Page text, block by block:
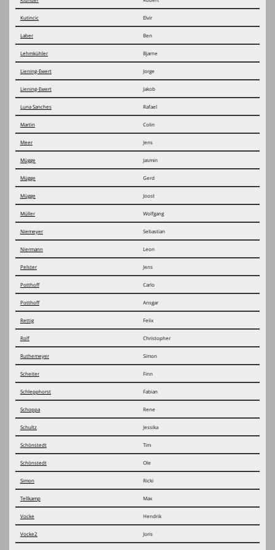
Kutincic Elvir
Laber Ben
Lehmkühler Bjarne
Liening-Ewert Jorge
Liening-Ewert Jakob
Luna Sanches Rafael
Martin Colin
Meer Jens
Mügge Jasmin
Mügge Gerd
Mügge Joost
Müller Wolfgang
Niemeyer Sebastian
Niermann Leon
Pelster Jens
Potthoff Carlo
Potthoff Ansgar
Rettig Felix
Rolf Christopher
Ruthemeyer Simon
Scheiter Finn
Schlepphorst Fabian
Schoppa Rene
Schultz Jessika
Schönstedt Tim
Schönstedt Ole
Simon Ricki
Tellkamp Max
Vocke Hendrik
Vocke2 Joris